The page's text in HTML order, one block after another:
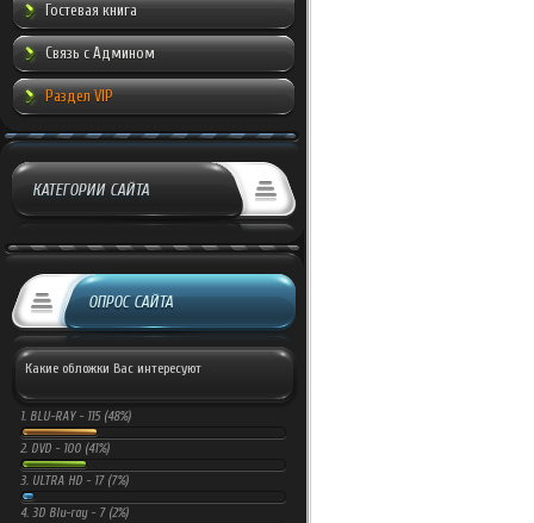
Гостевая книга
Связь с Админом
Раздел VIP
КАТЕГОРИИ САЙТА
ОПРОС САЙТА
Какие обложки Вас интересуют
1. BLU-RAY - 115 (48%)
2. DVD - 100 (41%)
3. ULTRA HD - 17 (7%)
4. 3D Blu-ray - 7 (2%)